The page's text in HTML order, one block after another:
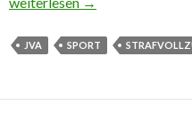
JVA SPORT